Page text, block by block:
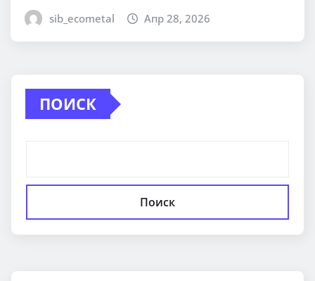
sib_ecometal Апр 28, 2026
ПОИСК
Поиск